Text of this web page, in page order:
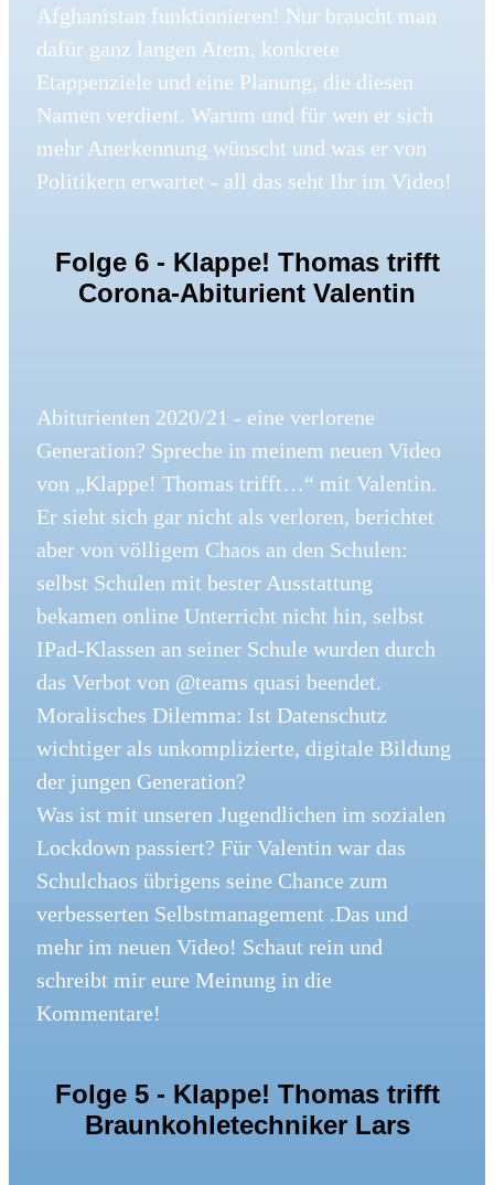
Afghanistan funktionieren! Nur braucht man
dafür ganz langen Atem, konkrete
Etappenziele und eine Planung, die diesen
Namen verdient. Warum und für wen er sich
mehr Anerkennung wünscht und was er von
Politikern erwartet - all das seht Ihr im Video!
Folge 6 - Klappe! Thomas trifft
Corona-Abiturient Valentin
Abiturienten 2020/21 - eine verlorene
Generation? Spreche in meinem neuen Video
von „Klappe! Thomas trifft…“ mit Valentin.
Er sieht sich gar nicht als verloren, berichtet
aber von völligem Chaos an den Schulen:
selbst Schulen mit bester Ausstattung
bekamen online Unterricht nicht hin, selbst
IPad-Klassen an seiner Schule wurden durch
das Verbot von @teams quasi beendet.
Moralisches Dilemma: Ist Datenschutz
wichtiger als unkomplizierte, digitale Bildung
der jungen Generation?
Was ist mit unseren Jugendlichen im sozialen
Lockdown passiert? Für Valentin war das
Schulchaos übrigens seine Chance zum
verbesserten Selbstmanagement .Das und
mehr im neuen Video! Schaut rein und
schreibt mir eure Meinung in die
Kommentare!
Folge 5 - Klappe! Thomas trifft
Braunkohletechniker Lars